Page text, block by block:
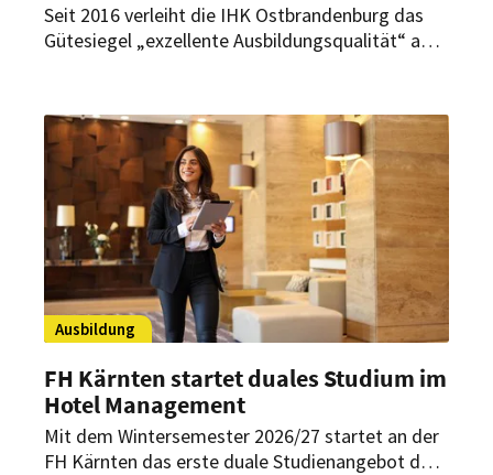
Seit 2016 verleiht die IHK Ostbrandenburg das
Gütesiegel „exzellente Ausbildungsqualität“ an
engagieren. Das Ahorn Seehotel Templin wurden
nun bereits zum zweiten Mal ausgezeichnet.
Ausbildung
FH Kärnten startet duales Studium im
Hotel Management
Mit dem Wintersemester 2026/27 startet an der
FH Kärnten das erste duale Studienangebot der